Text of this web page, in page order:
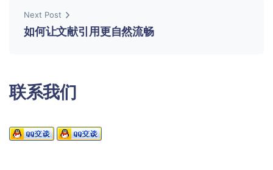
Next Post
如何让文献引用更自然流畅
联系我们